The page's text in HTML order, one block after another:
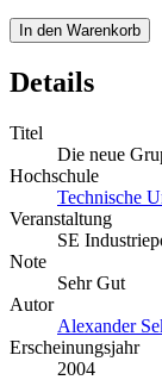
In den Warenkorb
Details
Titel
Die neue
Hochschule
Technische
Veranstaltung
SE
Note
Sehr Gut
Autor
Alexander
Erscheinungsjahr
2004